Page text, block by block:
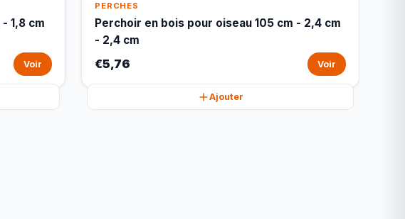
1,8 cm
Voir
PERCHES
Perchoir en bois pour oiseau 105 cm - 2,4 cm
- 2,4 cm
€5,76 Voir
Ajouter